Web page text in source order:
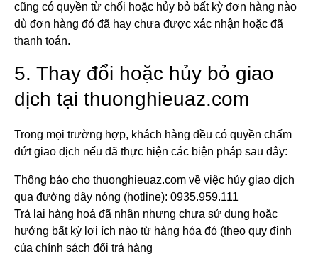
cũng có quyền từ chối hoặc hủy bỏ bất kỳ đơn hàng nào
dù đơn hàng đó đã hay chưa được xác nhận hoặc đã
thanh toán.
5. Thay đổi hoặc hủy bỏ giao
dịch tại thuonghieuaz.com
Trong mọi trường hợp, khách hàng đều có quyền chấm
dứt giao dịch nếu đã thực hiện các biện pháp sau đây:
Thông báo cho thuonghieuaz.com về việc hủy giao dịch
qua đường dây nóng (hotline): 0935.959.111
Trả lại hàng hoá đã nhận nhưng chưa sử dụng hoặc
hưởng bất kỳ lợi ích nào từ hàng hóa đó (theo quy định
của chính sách đổi trả hàng